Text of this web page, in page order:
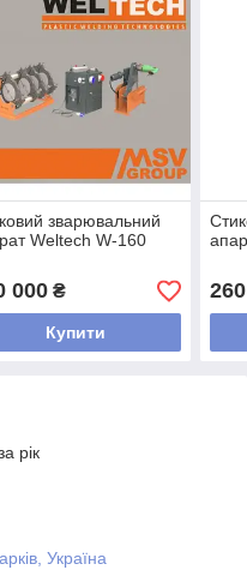
зварювальний
Weltech W-160
000₴
Купити
рік
Україна